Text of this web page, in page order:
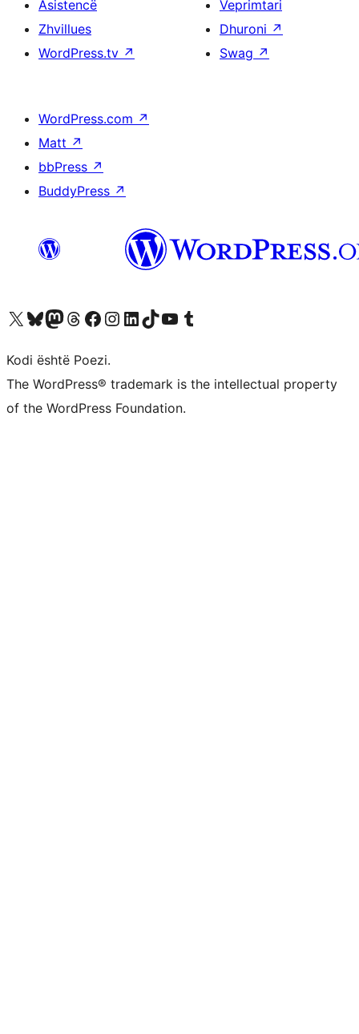
Asistencë
Zhvillues
WordPress.tv ↗
Veprimtari
Dhuroni ↗
Swag ↗
WordPress.com ↗
Matt ↗
bbPress ↗
BuddyPress ↗
Vizitoni llogarinë tonë X (ish Twitter)
Vizitoni llogarinë tonë Bluesky
Vizitoni llogarinë tonë Mastodon
Vizitoni llogarinë tonë Threads
Vizitoni faqen tonë në Facebook
Vizitoni llogarinë tonë Instagram
Vizitoni llogarinë tonë LinkedIn
Vizitoni llogarinë tonë TikTok
Vizitoni kanalin tonë YouTube
Vizitoni llogarinë tonë Tumblr
Kodi është Poezi.
The WordPress® trademark is the intellectual property
of the WordPress Foundation.